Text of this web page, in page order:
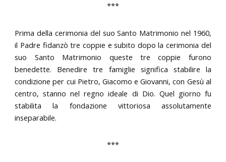
***
Prima della cerimonia del suo Santo Matrimonio nel 1960,
il Padre fidanzò tre coppie e subito dopo la cerimonia del
suo Santo Matrimonio queste tre coppie furono
benedette. Benedire tre famiglie significa stabilire la
condizione per cui Pietro, Giacomo e Giovanni, con Gesù al
centro, stanno nel regno ideale di Dio. Quel giorno fu
stabilita la fondazione vittoriosa assolutamente
inseparabile.
***